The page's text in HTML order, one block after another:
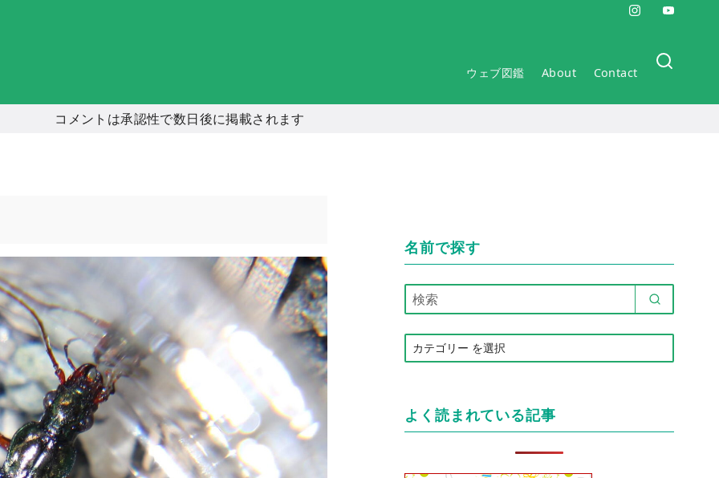
ウェブ図鑑 About Contact
コメントは承認性で数日後に掲載されます
名前で探す
テ
ー
よく読まれている記事